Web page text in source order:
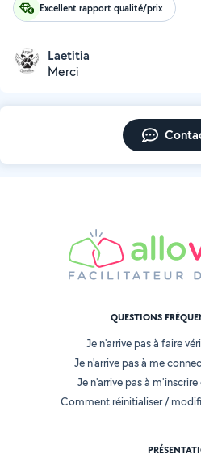
Excellent rapport qualité/prix
Laetitia
Merci
QUESTIONS
Je n'arrive pas à faire
Je n'arrive pas à me
Je n'arrive pas à
Comment réinitialiser /